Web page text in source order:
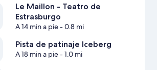
Le Maillon - Teatro de
Estrasburgo
A 14 min a pie- 0.8 mi
Pista de patinaje Iceberg
A 18 min a pie- 1.0 mi